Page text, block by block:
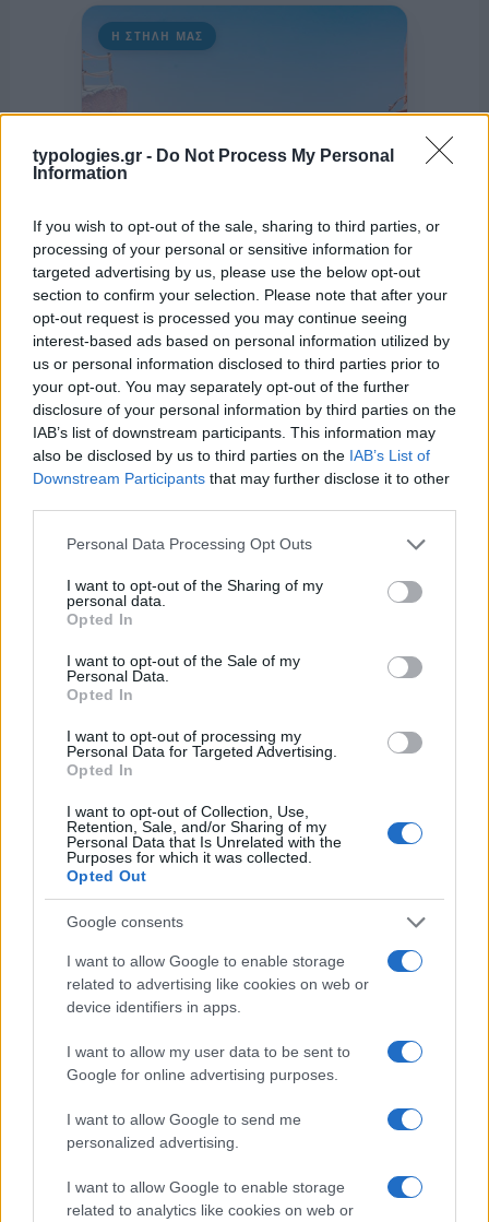
typologies.gr - Do Not Process My Personal
Information
If you wish to opt-out of the sale, sharing to third parties, or
processing of your personal or sensitive information for
targeted advertising by us, please use the below opt-out
section to confirm your selection. Please note that after your
opt-out request is processed you may continue seeing
interest-based ads based on personal information utilized by
us or personal information disclosed to third parties prior to
your opt-out. You may separately opt-out of the further
disclosure of your personal information by third parties on the
IAB’s list of downstream participants. This information may
also be disclosed by us to third parties on the IAB’s List of
Downstream Participants that may further disclose it to other
Please note that this website/app uses one or more Google
not limited to your visit or usage behaviour. You may click to
grant or deny consent to Google and its third-party tags to
use your data for below specified purposes in below Google
consent section.
Personal Data Processing Opt Outs
I want to opt-out of the Sharing of my
personal data.
Opted In
I want to opt-out of the Sale of my
Personal Data.
Opted In
I want to opt-out of processing my
Personal Data for Targeted Advertising.
Opted In
I want to opt-out of Collection, Use,
Retention, Sale, and/or Sharing of my
Personal Data that Is Unrelated with the
Purposes for which it was collected.
Opted Out
Google consents
I want to allow Google to enable storage
related to advertising like cookies on web or
device identifiers in apps.
I want to allow my user data to be sent to
Google for online advertising purposes.
I want to allow Google to send me
personalized advertising.
I want to allow Google to enable storage
related to analytics like cookies on web or
Η ΣΤΗΛΗ ΜΑΣ
της Ζωής μας
Οι άνθρωποι, οι αυθεντικές ιστορίες,
το ελληνικό καλοκαίρι και ένας
ΟΣΑ ΧΡΕΙΑΖΕΣΑΙ
ΓΙΑ ΤΟ ΚΑΛΟΚΑΙΡΙ ΣΟΥ →
ΤΟ ΠΑΡΟΝ ΤΗΣ ΚΥΡΙΑΚΗΣ